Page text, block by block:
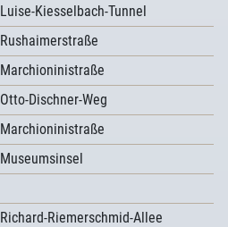
Luise-Kiesselbach-Tunnel
Rushaimerstraße
Marchioninistraße
Otto-Dischner-Weg
Marchioninistraße
Museumsinsel
Richard-Riemerschmid-Allee